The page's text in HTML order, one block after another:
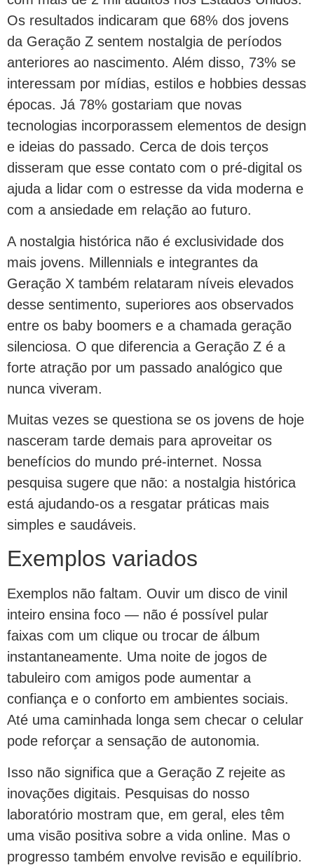
Os resultados indicaram que 68% dos jovens
da Geração Z sentem nostalgia de períodos
anteriores ao nascimento. Além disso, 73% se
interessam por mídias, estilos e hobbies dessas
épocas. Já 78% gostariam que novas
tecnologias incorporassem elementos de design
e ideias do passado. Cerca de dois terços
disseram que esse contato com o pré-digital os
ajuda a lidar com o estresse da vida moderna e
com a ansiedade em relação ao futuro.
A nostalgia histórica não é exclusividade dos
mais jovens. Millennials e integrantes da
Geração X também relataram níveis elevados
desse sentimento, superiores aos observados
entre os baby boomers e a chamada geração
silenciosa. O que diferencia a Geração Z é a
forte atração por um passado analógico que
nunca viveram.
Muitas vezes se questiona se os jovens de hoje
nasceram tarde demais para aproveitar os
benefícios do mundo pré-internet. Nossa
pesquisa sugere que não: a nostalgia histórica
está ajudando-os a resgatar práticas mais
simples e saudáveis.
Exemplos variados
Exemplos não faltam. Ouvir um disco de vinil
inteiro ensina foco — não é possível pular
faixas com um clique ou trocar de álbum
instantaneamente. Uma noite de jogos de
tabuleiro com amigos pode aumentar a
confiança e o conforto em ambientes sociais.
Até uma caminhada longa sem checar o celular
pode reforçar a sensação de autonomia.
Isso não significa que a Geração Z rejeite as
inovações digitais. Pesquisas do nosso
laboratório mostram que, em geral, eles têm
uma visão positiva sobre a vida online. Mas o
progresso também envolve revisão e equilíbrio.